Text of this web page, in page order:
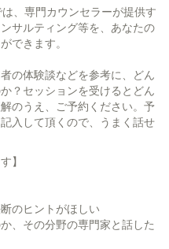
、専門カウンセラーが提供す
サルティング等を、あなたの
できます。
の体験談などを参考に、どん
？セッションを受けるとどん
のうえ、ご予約ください。予
入して頂くので、うまく話せ
】
のヒントがほしい
、その分野の専門家と話した